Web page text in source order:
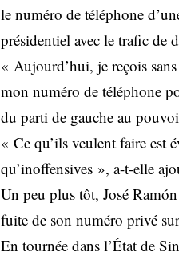
le numéro de téléphone
présidentiel avec le trafic de
« Aujourd’hui, je reçois
mon numéro de téléphone
du parti de gauche au
« Ce qu’ils veulent faire est
qu’inoffensives », a-t-elle
Un peu plus tôt, José
fuite de son numéro privé
En tournée dans l’État de